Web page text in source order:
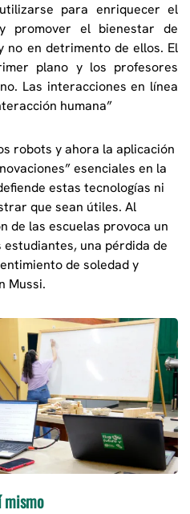
para enriquecer el
promover el bienestar de
no en detrimento de ellos. El
plano y los profesores
Las interacciones en línea
humana”
robots y ahora la aplicación
esenciales en la
estas tecnologías ni
que sean útiles. Al
de las escuelas provoca un
una pérdida de
de soledad y
Mussi.